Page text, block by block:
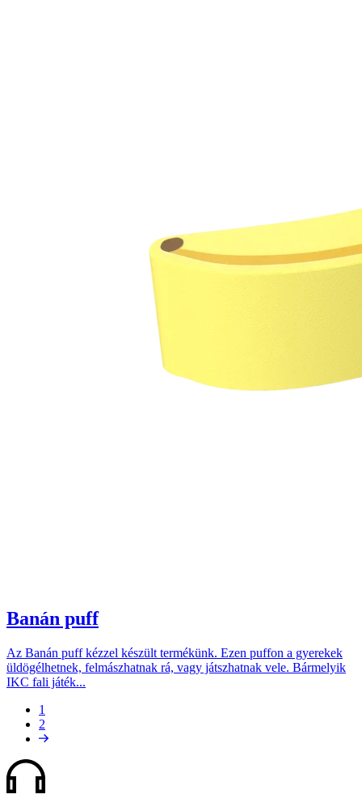
Banán puff
Az Banán puff kézzel készült termékünk. Ezen puffon a gyerekek
üldögélhetnek, felmászhatnak rá, vagy játszhatnak vele. Bármelyik
IKC fali játék...
Oldalszámozás
Oldal
1
Oldal
2
Következő